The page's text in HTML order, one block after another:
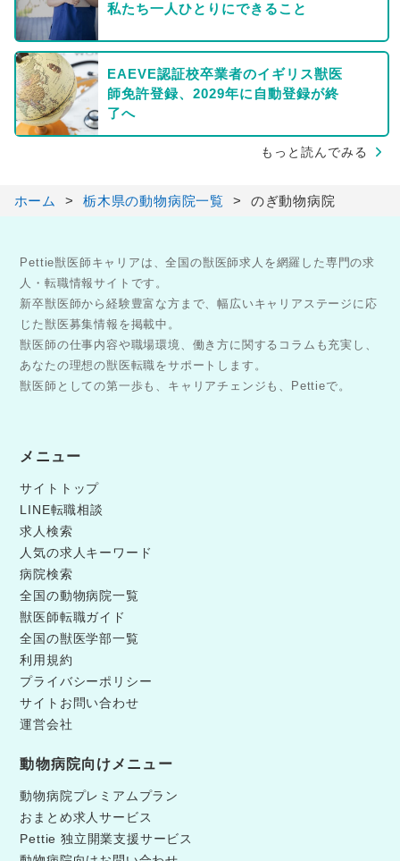
私たち一人ひとりにできること
EAEVE認証校卒業者のイギリス獣医
師免許登録、2029年に自動登録が終
了へ
もっと読んでみる
ホーム 栃木県の動物病院一覧 のぎ動物病院
Pettie獣医師キャリアは、全国の獣医師求人を網羅した専門の求
人・転職情報サイトです。
新卒獣医師から経験豊富な方まで、幅広いキャリアステージに応
じた獣医募集情報を掲載中。
獣医師の仕事内容や職場環境、働き方に関するコラムも充実し、
あなたの理想の獣医転職をサポートします。
獣医師としての第一歩も、キャリアチェンジも、Pettieで。
メニュー
サイトトップ
LINE転職相談
求人検索
人気の求人キーワード
病院検索
全国の動物病院一覧
獣医師転職ガイド
全国の獣医学部一覧
利用規約
プライバシーポリシー
サイトお問い合わせ
運営会社
動物病院向けメニュー
動物病院プレミアムプラン
おまとめ求人サービス
Pettie 独立開業支援サービス